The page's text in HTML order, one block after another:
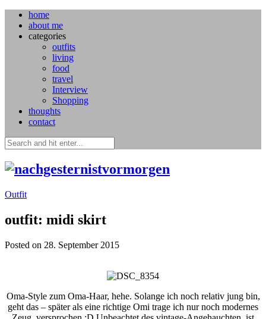
home
about me
categories
outfits
living
food
travel
Interview
Shopping
thoughts
contact
Outfit
outfit: midi skirt
Posted on 28. September 2015
Oma-Style zum Oma-Haar, hehe. Solange ich noch relativ jung bin,
geht das – später als eine richtige Omi trage ich nur noch modernes